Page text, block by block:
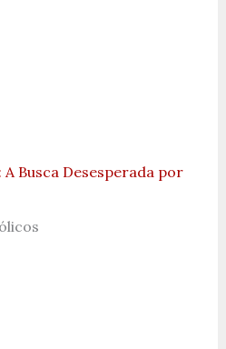
Busca Desesperada por